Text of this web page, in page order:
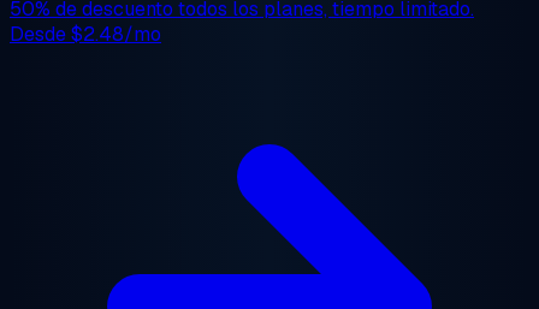
50% de descuento todos los planes, tiempo limitado.
Desde$2.48/mo